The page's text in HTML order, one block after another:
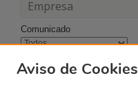
Comunicado
Aviso de Cookies